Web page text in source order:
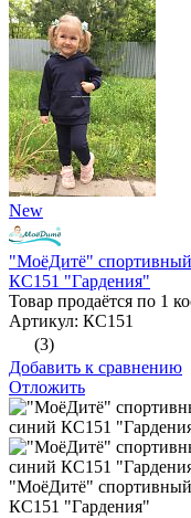
New
"МоёДитё" спортивный
КС151 "Гардения"
Товар продаётся по 1
Артикул: КС151
(3)
Добавить к сравнению
Отложить
"МоёДитё" спортивный
КС151 "Гардения"